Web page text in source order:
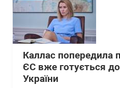
Каллас попередила
ЄС вже готується
України